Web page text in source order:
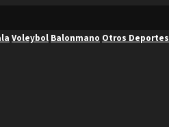
Voleybol Balonmano Otros Deportes